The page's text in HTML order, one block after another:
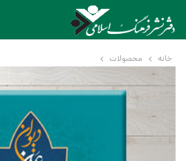
خانه محصولات